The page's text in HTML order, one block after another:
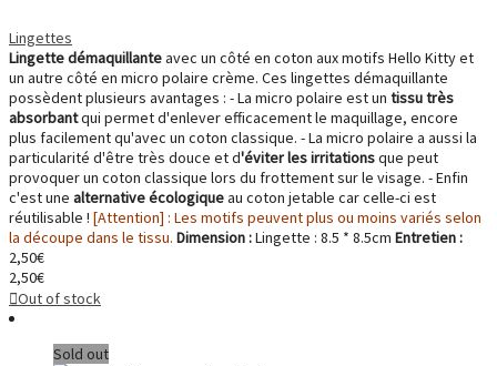
Lingettes
Lingette démaquillanteavec un côté en coton aux motifs Hello Kitty et
un autre côté en micro polaire crème. Ces lingettes démaquillante
possèdent plusieurs avantages : - La micro polaire est un tissu très
absorbantqui permet d'enlever efficacement le maquillage, encore
plus facilement qu'avec un coton classique. - La micro polaire a aussi la
particularité d'être très douce et d'éviter les irritationsque peut
provoquer un coton classique lors du frottement sur le visage. - Enfin
c'est une alternative écologiqueau coton jetable car celle-ci est
réutilisable ! [Attention] : Les motifs peuvent plus ou moins variés selon
la découpe dans le tissu. Dimension :Lingette : 8.5 * 8.5cm Entretien :
2,50€
2,50€
Out of stock
Sold out